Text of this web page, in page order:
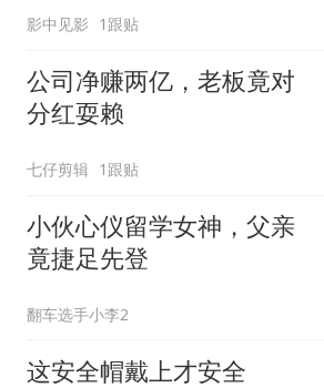
影中见影 1跟贴
公司净赚两亿，老板竟对
分红耍赖
七仔剪辑 1跟贴
小伙心仪留学女神，父亲
竟捷足先登
翻车选手小李2
这安全帽戴上才安全